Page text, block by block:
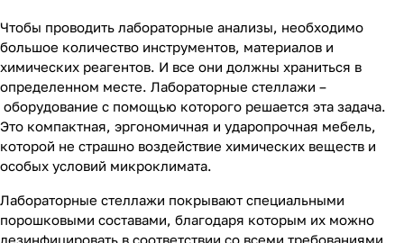
Чтобы проводить лабораторные анализы, необходимо
большое количество инструментов, материалов и
химических реагентов. И все они должны храниться в
определенном месте. Лабораторные стеллажи –
оборудование с помощью которого решается эта задача.
Это компактная, эргономичная и ударопрочная мебель,
которой не страшно воздействие химических веществ и
особых условий микроклимата.
Лабораторные стеллажи покрывают специальными
порошковыми составами, благодаря которым их можно
дезинфицировать в соответствии со всеми требованиями,